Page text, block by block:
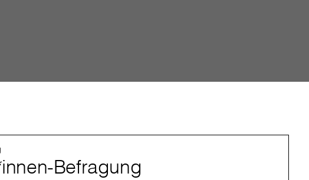
Befragung